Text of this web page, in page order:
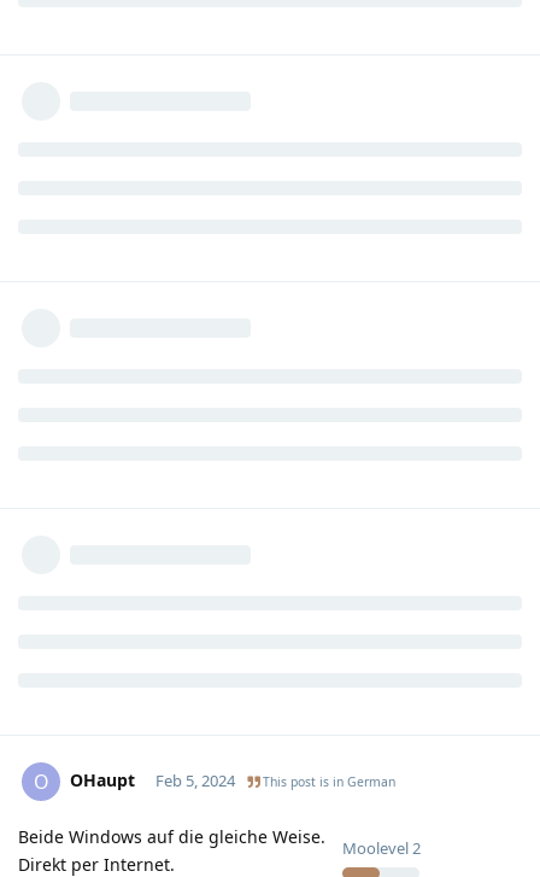
O OHaupt
Moolevel2
Feb 5, 2024 This post is in German
Beide Windows auf die gleiche Weise.
Direkt per Internet.